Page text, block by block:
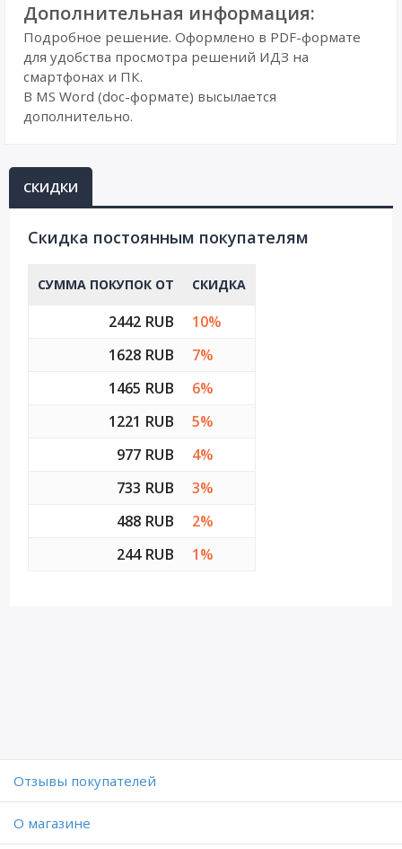
Дополнительная информация:
Подробное решение. Оформлено в PDF-формате
для удобства просмотра решений ИДЗ на
смартфонах и ПК.
В MS Word (doc-формате) высылается
дополнительно.
СКИДКИ
Cкидка постоянным покупателям
СУММА ПОКУПОК ОТ СКИДКА
2442 RUB
10%
1628 RUB
7%
1465 RUB
6%
1221 RUB
5%
977 RUB
4%
733 RUB
3%
488 RUB
2%
244 RUB
1%
Отзывы покупателей
O магазине